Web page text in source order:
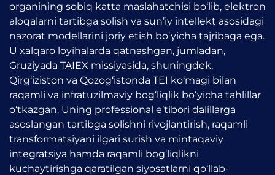
organining sobiq katta maslahatchisi bo‘lib, elektron
aloqalarni tartibga solish va sun’iy intellekt asosidagi
nazorat modellarini joriy etish bo‘yicha tajribaga ega.
U xalqaro loyihalarda qatnashgan, jumladan,
Gruziyada TAIEX missiyasida, shuningdek,
Qirg‘iziston va Qozog‘istonda TEI ko‘magi bilan
raqamli va infratuzilmaviy bog‘liqlik bo‘yicha tahlillar
o‘tkazgan. Uning professional e’tibori dalillarga
asoslangan tartibga solishni rivojlantirish, raqamli
transformatsiyani ilgari surish va mintaqaviy
integratsiya hamda raqamli bog‘liqlikni
kuchaytirishga qaratilgan siyosatlarni qo‘llab-